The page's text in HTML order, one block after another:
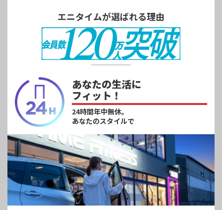
エニタイムが選ばれる理由
あなたの生活に
フィット！
24時間年中無休。
あなたのスタイルで